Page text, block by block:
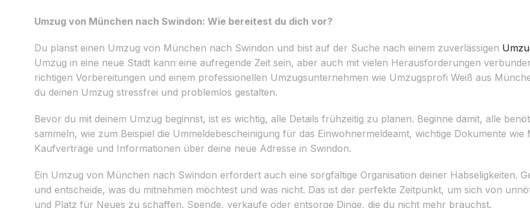
Umzug von München nach Swindon: Wie bereitest du dich vor?
Du planst einen Umzug von München nach Swindon und bist auf der Suche nach einem zuverlässigen
Umzug in eine neue Stadt kann eine aufregende Zeit sein, aber auch mit vielen Herausforderungen
richtigen Vorbereitungen und einem professionellen Umzugsunternehmen wie Umzugsprofi Weiß aus
du deinen Umzug stressfrei und problemlos gestalten.
Bevor du mit deinem Umzug beginnst, ist es wichtig, alle Details frühzeitig zu planen. Beginne damit, alle
sammeln, wie zum Beispiel die Ummeldebescheinigung für das Einwohnermeldeamt, wichtige Dokumente wie
Kaufverträge und Informationen über deine neue Adresse in Swindon.
Ein Umzug von München nach Swindon erfordert auch eine sorgfältige Organisation deiner Habseligkeiten.
und entscheide, was du mitnehmen möchtest und was nicht. Das ist der perfekte Zeitpunkt, um sich von
und Platz für Neues zu schaffen. Spende, verkaufe oder entsorge Dinge, die du nicht mehr brauchst.